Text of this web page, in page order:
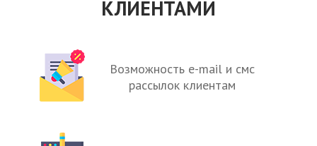
КЛИЕНТАМИ
Возможность e-mail и смс
рассылок клиентам